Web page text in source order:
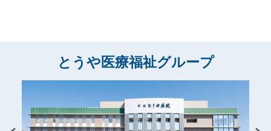
とうや医療福祉グループ